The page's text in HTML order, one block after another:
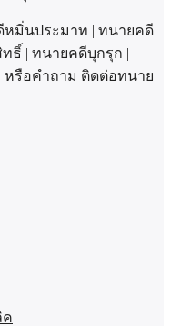
มิ่นประมาท | ทนายคดี
ธิ์ | ทนายคดีบุกรุก |
รือคำถาม ติดต่อทนาย
ค